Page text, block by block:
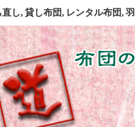
直し, 貸し布団, レンタル布団,